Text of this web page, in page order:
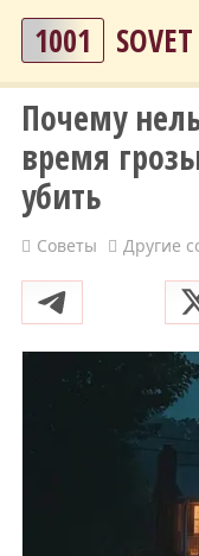
1001 SOVET
Почему
время
убить
Советы Другие